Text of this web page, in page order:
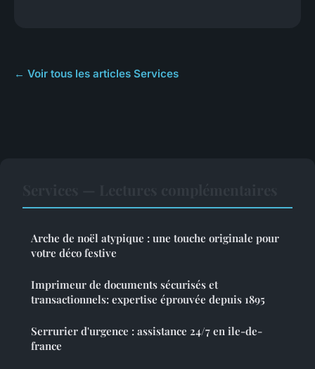
← Voir tous les articles Services
Arche de noël atypique : une touche originale pour
votre déco festive
Imprimeur de documents sécurisés et
transactionnels: expertise éprouvée depuis 1895
Serrurier d'urgence : assistance 24/7 en ile-de-
france